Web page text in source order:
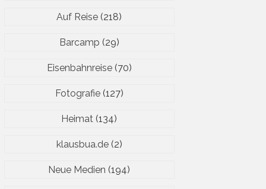
Auf Reise (218)
Barcamp (29)
Eisenbahnreise(70)
Fotografie(127)
Heimat (134)
klausbua.de(2)
Neue Medien (194)